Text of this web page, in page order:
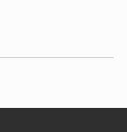
Cookies